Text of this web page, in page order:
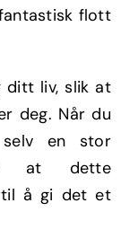
flott
ditt liv, slik at
deg. Når du
en stor
at dette
til å gi det et